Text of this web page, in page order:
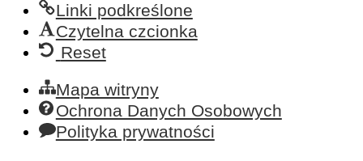
Linki podkreślone
Czytelna czcionka
Reset
Mapa witryny
Ochrona Danych Osobowych
Polityka prywatności